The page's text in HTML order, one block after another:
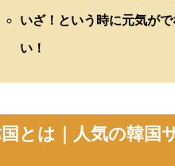
いざ！という時に元気が
い！
とは｜人気の韓国